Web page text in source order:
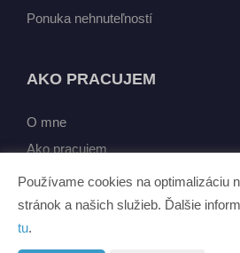
Ponuka nehnuteľností
AKO PRACUJEM
O mne
Ako pracujem
Používame cookies na optimalizáciu
stránok a našich služieb. Ďalšie
tu.